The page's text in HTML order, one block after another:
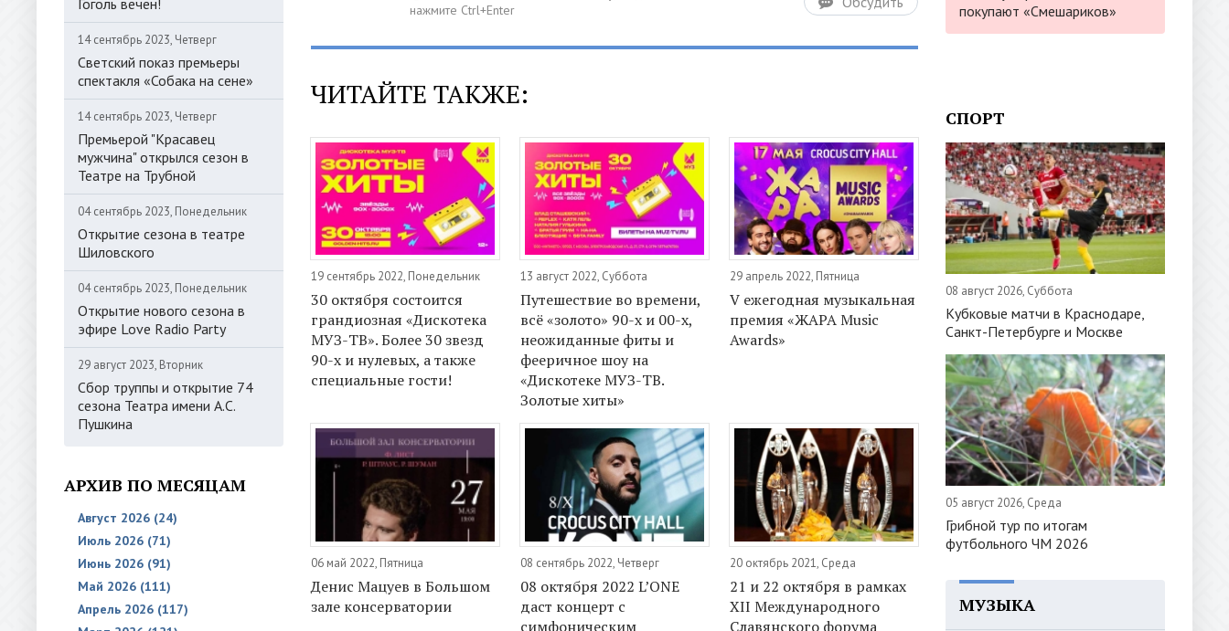
Гоголь вечен!
14 сентябрь 2023, Четверг
Светский показ премьеры
спектакля «Собака на сене»
14 сентябрь 2023, Четверг
Премьерой "Красавец
мужчина" открылся сезон в
Театре на Трубной
04 сентябрь 2023, Понедельник
Открытие сезона в театре
Шиловского
04 сентябрь 2023, Понедельник
Открытие нового сезона в
эфире Love Radio Party
29 август 2023, Вторник
Сбор труппы и открытие 74
сезона Театра имени А.С.
Пушкина
АРХИВ ПО МЕСЯЦАМ
Август 2026 (24)
Июль 2026 (71)
Июнь 2026 (91)
Май 2026 (111)
Апрель 2026 (117)
ЧИТАЙТЕ ТАКЖЕ:
19 сентябрь 2022, Понедельник
30 октября состоится
грандиозная «Дискотека
МУЗ-ТВ». Более 30 звезд
90-х и нулевых, а также
специальные гости!
13 август 2022, Суббота
Путешествие во времени,
всё «золото» 90-х и 00-х,
неожиданные фиты и
фееричное шоу на
«Дискотеке МУЗ-ТВ.
Золотые хиты»
29 апрель 2022, Пятница
V ежегодная музыкальная
премия «ЖАРА Music
Awards»
06 май 2022, Пятница
Денис Мацуев в Большом
зале консерватории
08 сентябрь 2022, Четверг
08 октября 2022 L’ONE
даст концерт с
симфоническим
20 октябрь 2021, Среда
21 и 22 октября в рамках
XII Международного
Славянского форума
покупают «Смешариков»
СПОРТ
08 август 2026, Суббота
Кубковые матчи в Краснодаре,
Санкт-Петербурге и Москве
05 август 2026, Среда
Грибной тур по итогам
футбольного ЧМ 2026
МУЗЫКА